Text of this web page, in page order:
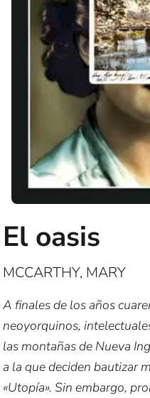
El oasis
MCCARTHY, MARY
A finales de los años
neoyorquinos,
las montañas de Nueva
a la que deciden bautizar
«Utopía». Sin embargo,